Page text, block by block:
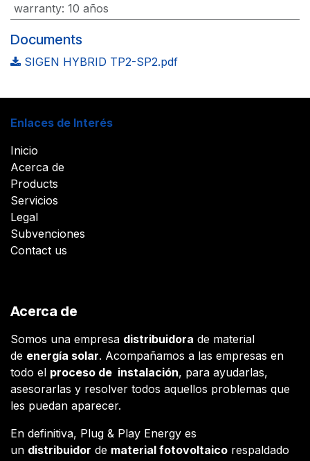
warranty: 10 años
Documents
SIGEN HYBRID TP2-SP2.pdf
Enlaces de Interés
Inicio
Acerca de
Products
Servicios
Legal
Subvenciones
Contact us
Acerca de
Somos una empresa distribuidora de material
de energía solar. Acompañamos a las empresas en
todo el proceso de instalación, para ayudarlas,
asesorarlas y resolver todos aquellos problemas que
les puedan aparecer.
En definitiva, Plug & Play Energy es
un distribuidor de material fotovoltaico respaldado